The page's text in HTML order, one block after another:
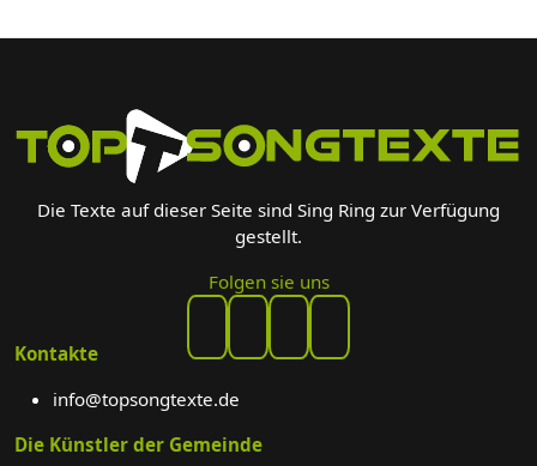
Die Texte auf dieser Seite sind Sing Ring zur Verfügung
gestellt.
Folgen sie uns
Kontakte
info@topsongtexte.de
Die Künstler der Gemeinde